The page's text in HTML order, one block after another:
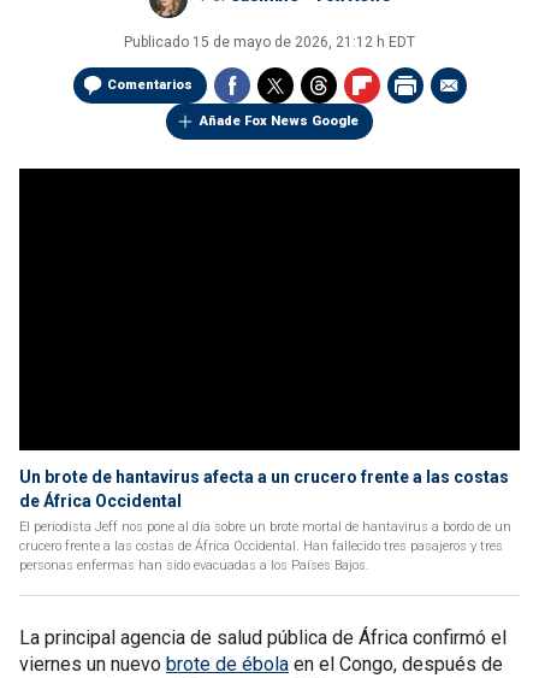
Publicado 15 de mayo de 2026, 21:12 h EDT
Comentarios
Añade Fox News Google
Un brote de hantavirus afecta a un crucero frente a las costas
de África Occidental
El periodista Jeff nos pone al día sobre un brote mortal de hantavirus a bordo de un
crucero frente a las costas de África Occidental. Han fallecido tres pasajeros y tres
personas enfermas han sido evacuadas a los Países Bajos.
La principal agencia de salud pública de África confirmó el
viernes un nuevo brote de ébola en el Congo, después de